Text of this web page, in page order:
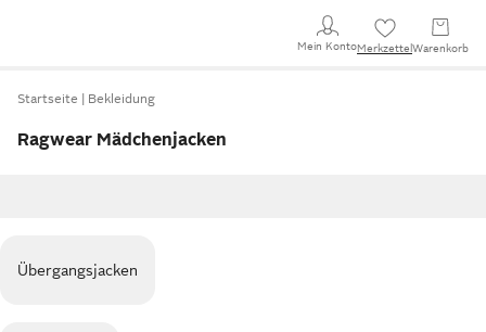
Mein KontoMerkzettel Warenkorb
Startseite Bekleidung
Ragwear Mädchenjacken
Übergangsjacken